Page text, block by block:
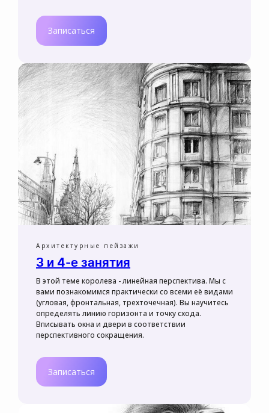
Записаться
Архитектурные пейзажи
3 и 4-е занятия
В этой теме королева - линейная перспектива. Мы с
вами познакомимся практически со всеми её видами
(угловая, фронтальная, трехточечная). Вы научитесь
определять линию горизонта и точку схода.
Вписывать окна и двери в соответствии
перспективного сокращения.
Записаться